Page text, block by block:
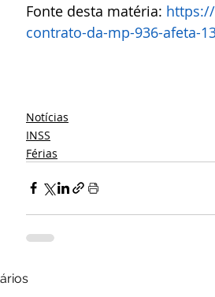
Fonte desta matéria:
contrato-da-mp-936-afeta-
Notícias
INSS
Férias